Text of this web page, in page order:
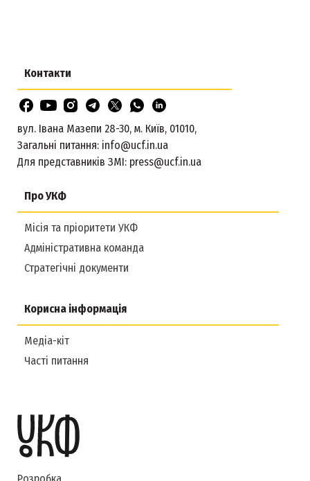
Розробка
Про УКФ
Місія та пріоритети УКФ
Адміністративна команда
Стратегічні документи
Корисна інформація
Медіа-кіт
Часті питання
Контакти
вул. Івана Мазепи 28-30, м. Київ, 01010,
Загальні питання: info@ucf.in.ua
Для представників ЗМІ: press@ucf.in.ua